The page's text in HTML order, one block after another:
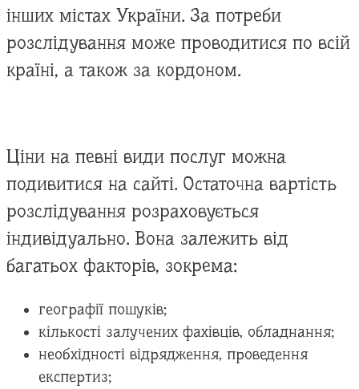
інших містах України. За потреби
розслідування може проводитися по всій
країні, а також за кордоном.
Ціни на певні види послуг можна
подивитися на сайті. Остаточна вартість
розслідування розраховується
індивідуально. Вона залежить від
багатьох факторів, зокрема:
географії пошуків;
кількості залучених фахівців, обладнання;
необхідності відрядження, проведення
експертиз;